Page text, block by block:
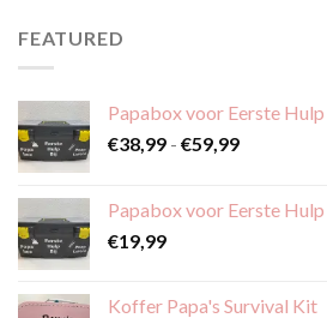
FEATURED
Papabox voor Eerste
€38,99 - €59,99Prijsklasse:
€59,99
Papabox voor Eerste
€19,99
Koffer Papa's Survival Kit